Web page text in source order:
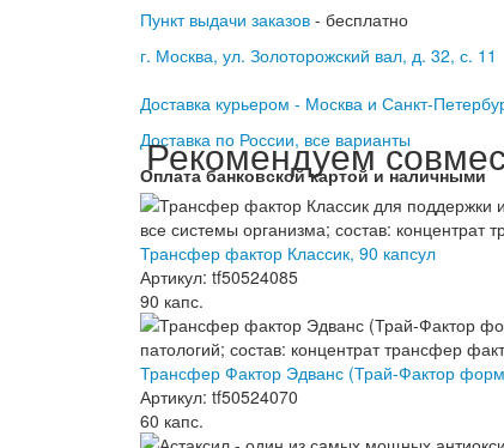
Пункт выдачи заказов - бесплатно
г. Москва, ул. Золоторожский вал, д. 32, с. 11
Доставка курьером - Москва и Санкт-
Доставка по России, все варианты
Оплата банковской картой и наличными
Рекомендуем
Трансфер фактор Классик, 90 капсул
Артикул: tf50524085
90 капс.
Трансфер Фактор Эдванс (Трай-Фактор
Артикул: tf50524070
60 капс.